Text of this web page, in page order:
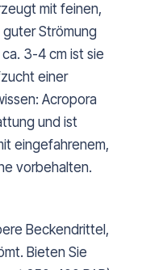
mit feinen,
Strömung
3-4 cm ist sie
einer
Acropora
und ist
eingefahrenem,
vorbehalten.
Beckendrittel,
Bieten Sie